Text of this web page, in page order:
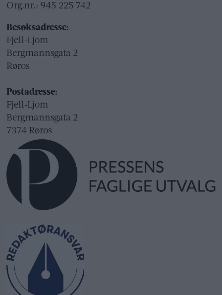
Org.nr.: 945 225 742
Besøksadresse:
Fjell-Ljom
Bergmannsgata 2
Røros
Postadresse:
Fjell-Ljom
Bergmannsgata 2
7374 Røros